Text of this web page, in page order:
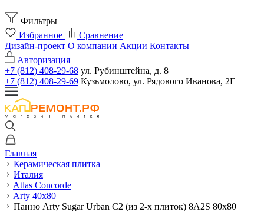
Фильтры
Избранное
Сравнение
Дизайн-проект О компании Акции Контакты
Авторизация
+7 (812) 408-29-68 ул. Рубинштейна, д. 8
+7 (812) 408-29-69 Кузьмолово, ул. Рядового Иванова, 2Г
Главная
Керамическая плитка
Италия
Atlas Concorde
Arty 40x80
Панно Arty Sugar Urban C2 (из 2-х плиток) 8A2S 80x80